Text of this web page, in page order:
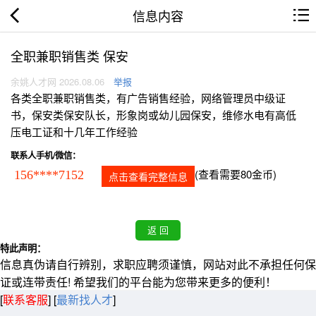
信息内容
全职兼职销售类 保安
余姚人才网 2026.08.06 举报
各类全职兼职销售类，有广告销售经验，网络管理员中级证
书，保安类保安队长，形象岗或幼儿园保安，维修水电有高低
压电工证和十几年工作经验
联系人手机/微信：
156****7152 点击查看完整信息 (查看需要80金币)
特此声明：
信息真伪请自行辨别，求职应聘须谨慎，网站对此不承担任何保
证或连带责任! 希望我们的平台能为您带来更多的便利！
[联系客服] [最新找人才]